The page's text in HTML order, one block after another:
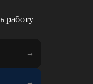
работу